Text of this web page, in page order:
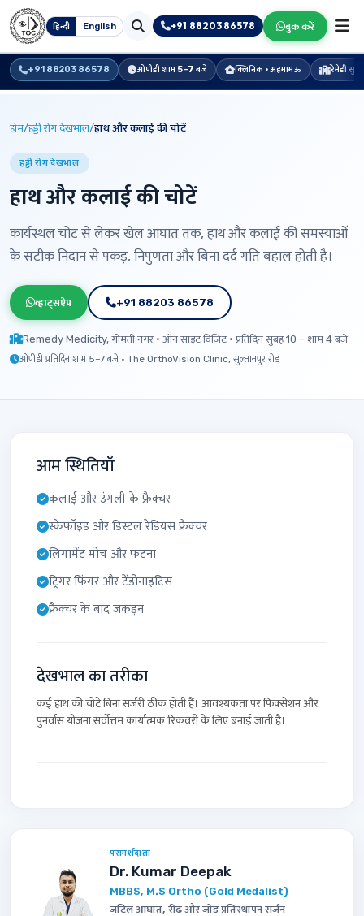
हिन्दी English +91 88203 86578 बुक करें
+91 88203 86578 ओपीडी शाम 5–7 बजे क्लिनिक · अहमामऊ रेमेडी
होम/हड्डी रोग देखभाल/हाथ और कलाई की चोटें
हड्डी रोग देखभाल
हाथ और कलाई की चोटें
कार्यस्थल चोट से लेकर खेल आघात तक, हाथ और कलाई की समस्याओं
के सटीक निदान से पकड़, निपुणता और बिना दर्द गति बहाल होती है।
व्हाट्सऐप +91 88203 86578
Remedy Medicity, गोमती नगर · ऑन साइट विज़िट · प्रतिदिन सुबह 10 – शाम 4 बजे
ओपीडी प्रतिदिन शाम 5–7 बजे · The OrthoVision Clinic, सुल्तानपुर रोड
आम स्थितियाँ
कलाई और उंगली के फ्रैक्चर
स्केफॉइड और डिस्टल रेडियस फ्रैक्चर
लिगामेंट मोच और फटना
ट्रिगर फिंगर और टेंडोनाइटिस
फ्रैक्चर के बाद जकड़न
देखभाल का तरीका
कई हाथ की चोटें बिना सर्जरी ठीक होती हैं। आवश्यकता पर फिक्सेशन और
पुनर्वास योजना सर्वोत्तम कार्यात्मक रिकवरी के लिए बनाई जाती है।
परामर्शदाता
Dr. Kumar Deepak
MBBS, M.S Ortho (Gold Medalist)
जटिल आघात, रीढ़ और जोड़ प्रतिस्थापन सर्जन